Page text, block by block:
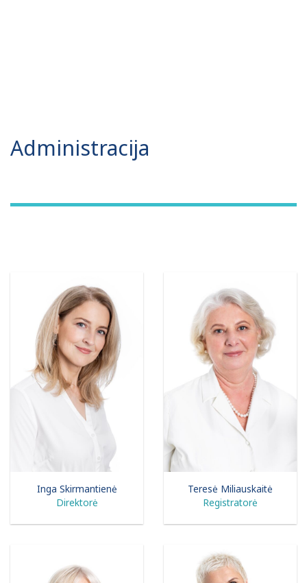
Administracija
Inga Skirmantienė
Direktorė
Teresė Miliauskaitė
Registratorė